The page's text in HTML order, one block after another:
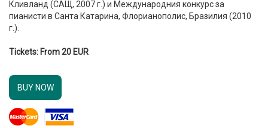
Кливланд (САЩ, 2007 г.) и Международния конкурс за
пианисти в Санта Катарина, Флорианополис, Бразилия (2010
г.).
Tickets: From 20 EUR
BUY NOW